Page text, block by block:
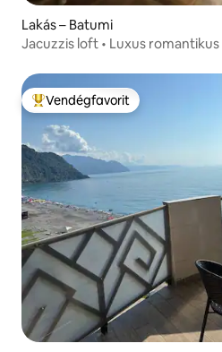
Lakás – Batumi
Jacuzzis loft • Luxus
Kiemelt vendégfavorit
Vendégfavorit